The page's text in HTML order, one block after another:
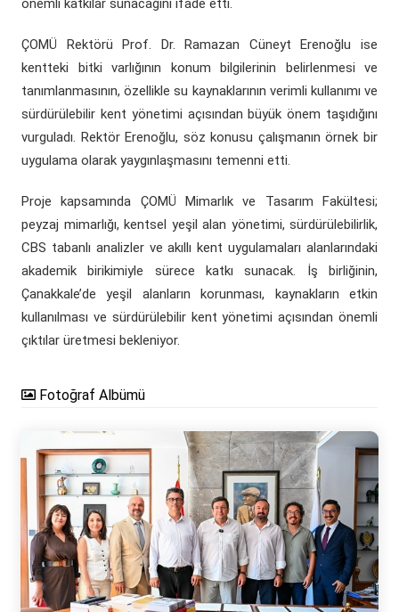
önemli katkılar sunacağını ifade etti.
ÇOMÜ Rektörü Prof. Dr. Ramazan Cüneyt Erenoğlu ise
kentteki bitki varlığının konum bilgilerinin belirlenmesi ve
tanımlanmasının, özellikle su kaynaklarının verimli kullanımı ve
sürdürülebilir kent yönetimi açısından büyük önem taşıdığını
vurguladı. Rektör Erenoğlu, söz konusu çalışmanın örnek bir
uygulama olarak yaygınlaşmasını temenni etti.
Proje kapsamında ÇOMÜ Mimarlık ve Tasarım Fakültesi;
peyzaj mimarlığı, kentsel yeşil alan yönetimi, sürdürülebilirlik,
CBS tabanlı analizler ve akıllı kent uygulamaları alanlarındaki
akademik birikimiyle sürece katkı sunacak. İş birliğinin,
Çanakkale’de yeşil alanların korunması, kaynakların etkin
kullanılması ve sürdürülebilir kent yönetimi açısından önemli
çıktılar üretmesi bekleniyor.
Fotoğraf Albümü